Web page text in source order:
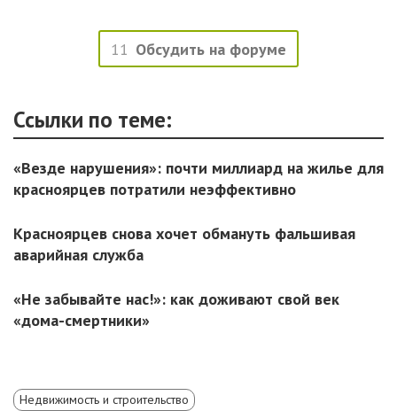
11 Обсудить на форуме
Ссылки по теме:
«Везде нарушения»: почти миллиард на жилье для
красноярцев потратили неэффективно
Красноярцев снова хочет обмануть фальшивая
аварийная служба
«Не забывайте нас!»: как доживают свой век
«дома-смертники»
Недвижимость и строительство